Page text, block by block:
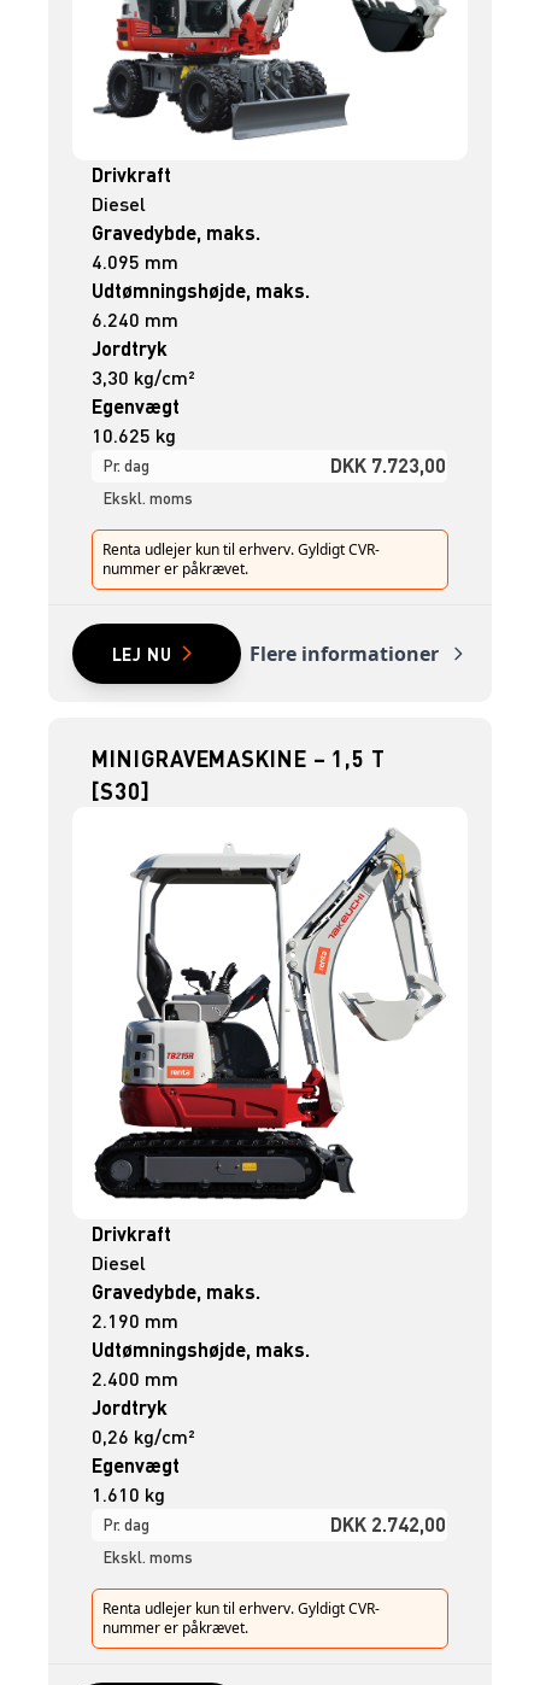
Drivkraft
Diesel
Gravedybde, maks.
4.095 mm
Udtømningshøjde, maks.
6.240 mm
Jordtryk
3,30 kg/cm²
Egenvægt
10.625 kg
Pr. dag DKK 7.723,00
Ekskl. moms
Renta udlejer kun til erhverv. Gyldigt CVR-
nummer er påkrævet.
LEJ NU Flere informationer
MINIGRAVEMASKINE – 1,5 T
[S30]
Drivkraft
Diesel
Gravedybde, maks.
2.190 mm
Udtømningshøjde, maks.
2.400 mm
Jordtryk
0,26 kg/cm²
Egenvægt
1.610 kg
Pr. dag DKK 2.742,00
Ekskl. moms
Renta udlejer kun til erhverv. Gyldigt CVR-
nummer er påkrævet.